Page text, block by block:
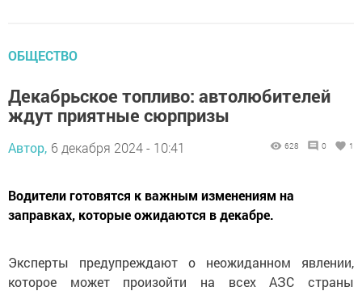
ОБЩЕСТВО
Декабрьское топливо: автолюбителей
ждут приятные сюрпризы
Автор, 6 декабря 2024 - 10:41 628 0 1
Водители готовятся к важным изменениям на
заправках, которые ожидаются в декабре.
Эксперты предупреждают о неожиданном явлении,
которое может произойти на всех АЗС страны